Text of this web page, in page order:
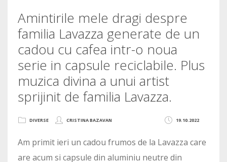
Amintirile mele dragi despre
familia Lavazza generate de un
cadou cu cafea intr-o noua
serie in capsule reciclabile. Plus
muzica divina a unui artist
sprijinit de familia Lavazza.
19.10.2022
DIVERSE CRISTINA BAZAVAN
Am primit ieri un cadou frumos de la Lavazza care
are acum si capsule din aluminiu neutre din